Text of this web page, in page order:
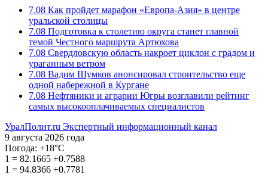
7.08 Как пройдет марафон «Европа-Азия» в центре
уральской столицы
7.08 Подготовка к столетию округа станет главной
темой Честного маршрута Артюхова
7.08 Свердловскую область накроет циклон с градом и
ураганным ветром
7.08 Вадим Шумков анонсировал строительство еще
одной набережной в Кургане
7.08 Нефтяники и аграрии Югры возглавили рейтинг
самых высокооплачиваемых специалистов
УралПолит.ru Экспертный информационный канал
9 августа 2026 года
Погода: +18°С
1 = 82.1665 +0.7588
1 = 94.8366 +0.7781